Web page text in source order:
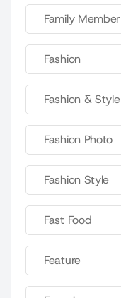
Family Member
Fashion
Fashion & Style
Fashion Photo
Fashion Style
Fast Food
Feature